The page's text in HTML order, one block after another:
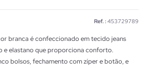
Ref. : 453729789
branca é confeccionado em tecido jeans
e elastano que proporciona conforto.
bolsos, fechamento com zíper e botão, e